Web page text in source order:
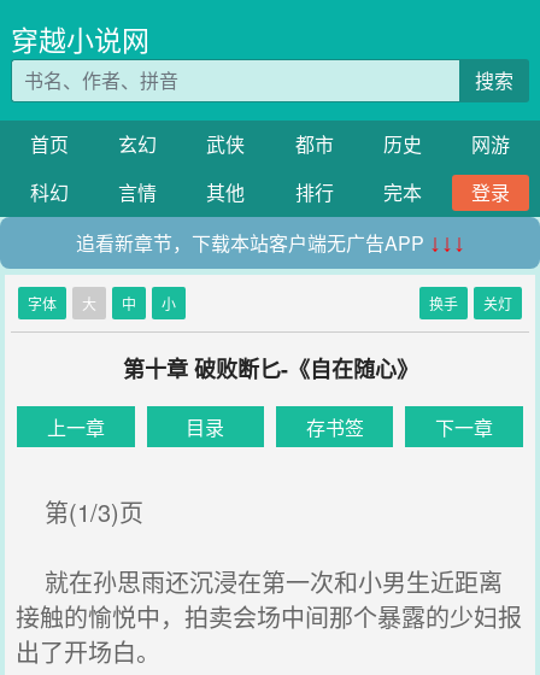
穿越小说网
搜索
首页 玄幻 武侠 都市 历史
网游
科幻
言情 其他 排行 完本
登录
追看新章节，下载本站客户端无广告APP ↓↓↓
字体 大 中 小 换手 关灯
第十章 破败断匕-《自在随心》
上一章 目录 存书签 下一章
第(1/3)页
就在孙思雨还沉浸在第一次和小男生近距离
接触的愉悦中，拍卖会场中间那个暴露的少妇报
出了开场白。